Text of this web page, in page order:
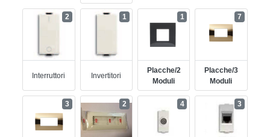
Interruttori
2
Invertitori
1
Placche/2
Moduli
1
Placche/3
Moduli
7
3 2 4 3